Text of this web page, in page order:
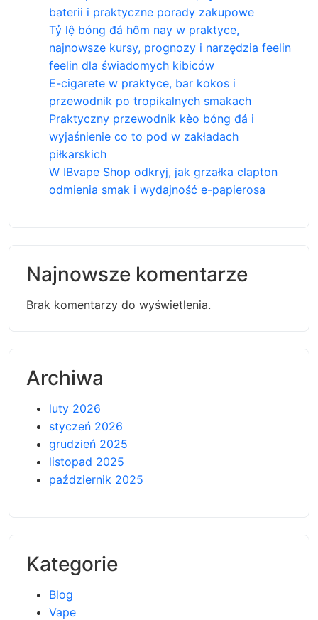
baterii i praktyczne porady zakupowe
Tỷ lệ bóng đá hôm nay w praktyce,
najnowsze kursy, prognozy i narzędzia feelin
feelin dla świadomych kibiców
E-cigarete w praktyce, bar kokos i
przewodnik po tropikalnych smakach
Praktyczny przewodnik kèo bóng đá i
wyjaśnienie co to pod w zakładach
piłkarskich
W IBvape Shop odkryj, jak grzałka clapton
odmienia smak i wydajność e-papierosa
Najnowsze komentarze
Brak komentarzy do wyświetlenia.
Archiwa
luty 2026
styczeń 2026
grudzień 2025
listopad 2025
październik 2025
Kategorie
Blog
Vape